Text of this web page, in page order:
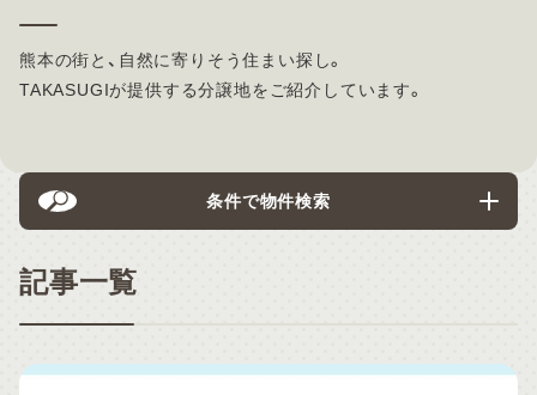
熊本の街と、自然に寄りそう住まい探し。
TAKASUGIが提供する分譲地をご紹介しています。
条件で物件検索
記事一覧